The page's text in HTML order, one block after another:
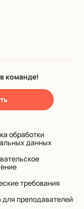
команде!
обработки
данных
требования
преподавателей